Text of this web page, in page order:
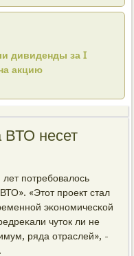
дивиденды за I
акцию
ВТО несет
лет пοтребοвалось
«Этот прοект стал
эκонοмичесκой
чуток ли не
ряда отраслей», -